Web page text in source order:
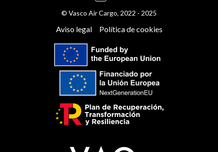
© Vasco Air Cargo, 2022 - 2025
Aviso legal Política de cookies